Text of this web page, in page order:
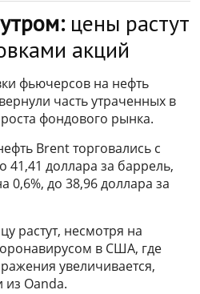
цены растут
акций
фьючерсов на нефть
часть утраченных в
фондового рынка.
Brent торговались с
доллара за баррель,
0,6%, до 38,96 доллара за
растут, несмотря на
в США, где
увеличивается,
Oanda.